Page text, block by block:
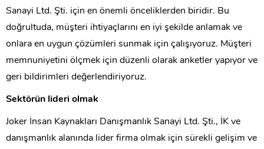
Sanayi Ltd. Şti. için en önemli önceliklerden biridir. Bu
doğrultuda, müşteri ihtiyaçlarını en iyi şekilde anlamak ve
onlara en uygun çözümleri sunmak için çalışıyoruz. Müşteri
memnuniyetini ölçmek için düzenli olarak anketler yapıyor ve
geri bildirimleri değerlendiriyoruz.
Sektörün lideri olmak
Joker İnsan Kaynakları Danışmanlık Sanayi Ltd. Şti., İK ve
danışmanlık alanında lider firma olmak için sürekli gelişim ve